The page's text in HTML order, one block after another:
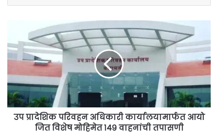
उप प्रादेशिक परिवहन अधिकारी कार्यालयामार्फत आयोजित विशेष मोहिमेत १४९ वाहनांची तपासणी
उप प्रादेशिक परिवहन अधिकारी कार्यालयामार्फत आयो
जित विशेष मोहिमेत १४९ वाहनांची तपासणी